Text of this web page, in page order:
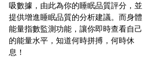
吸數據，由此為你的睡眠品質評分，並
提供增進睡眠品質的分析建議。而身體
能量指數監測功能，讓你即時查看自己
的能量水平，知道何時拼搏，何時休
息！